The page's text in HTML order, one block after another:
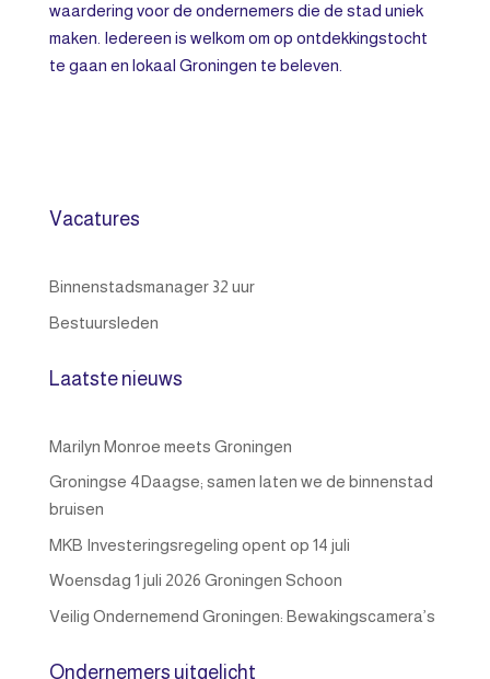
waardering voor de ondernemers die de stad uniek
maken. Iedereen is welkom om op ontdekkingstocht
te gaan en lokaal Groningen te beleven.
Vacatures
Binnenstadsmanager 32 uur
Bestuursleden
Laatste nieuws
Marilyn Monroe meets Groningen
Groningse 4Daagse; samen laten we de binnenstad
bruisen
MKB Investeringsregeling opent op 14 juli
Woensdag 1 juli 2026 Groningen Schoon
Veilig Ondernemend Groningen: Bewakingscamera’s
Ondernemers uitgelicht